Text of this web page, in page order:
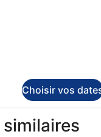
Choisir vos